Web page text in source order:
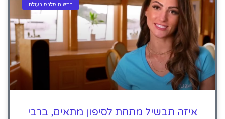
חדשות סלבס בעולם
איזה תבשיל מתחת לסיפון מתאים, ברבי